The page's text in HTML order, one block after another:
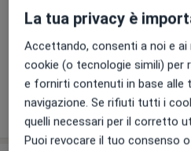
Visualizza galleria (5)
Mostra
La tua privacy è
Accettando, consenti a noi e
cookie (o tecnologie simili) per
e fornirti contenuti in base alle
navigazione. Se rifiuti tutti i
quelli necessari per il corretto
Puoi revocare il tuo consenso